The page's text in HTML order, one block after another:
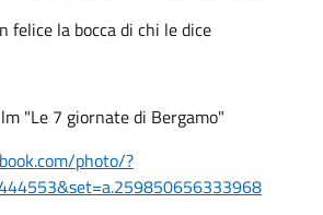
felice la bocca di chi le dice
"Le 7 giornate di Bergamo"
photo/?